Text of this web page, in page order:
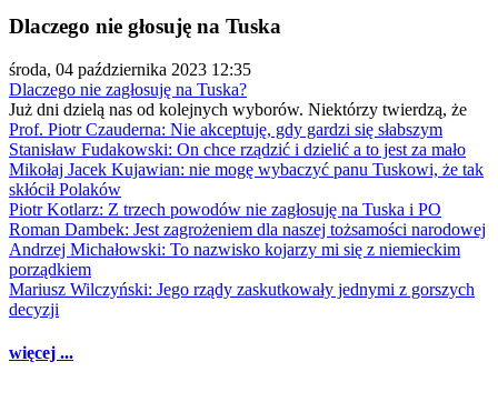
Dlaczego nie głosuję na Tuska
środa, 04 października 2023 12:35
Dlaczego nie zagłosuję na Tuska?
Już dni dzielą nas od kolejnych wyborów. Niektórzy twierdzą, że
Prof. Piotr Czauderna: Nie akceptuję, gdy gardzi się słabszym
Stanisław Fudakowski: On chce rządzić i dzielić a to jest za mało
Mikołaj Jacek Kujawian: nie mogę wybaczyć panu Tuskowi, że tak
skłócił Polaków
Piotr Kotlarz: Z trzech powodów nie zagłosuję na Tuska i PO
Roman Dambek: Jest zagrożeniem dla naszej tożsamości narodowej
Andrzej Michałowski: To nazwisko kojarzy mi się z niemieckim
porządkiem
Mariusz Wilczyński: Jego rządy zaskutkowały jednymi z gorszych
decyzji
więcej ...